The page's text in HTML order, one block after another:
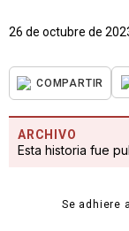
26 de octubre de
COMPARTIR
ARCHIVO
Esta historia fue
Se adhiere